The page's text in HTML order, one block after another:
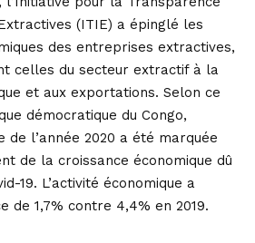
(ITIE) a épinglé les
des entreprises extractives,
celles du secteur extractif à la
et aux exportations. Selon ce
démocratique du Congo,
de l’année 2020 a été marquée
de la croissance économique dû
19. L’activité économique a
de 1,7% contre 4,4% en 2019.